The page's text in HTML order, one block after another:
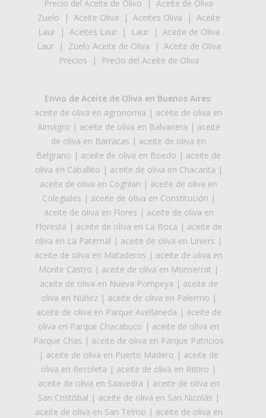
Precio del Aceite de Olivo | Aceite de Oliva
Zuelo | Aceite Oliva | Aceites Oliva | Aceite
Laur| Aceites Laur| Laur| Aceite de Oliva
Laur| Zuelo Aceite de Oliva | Aceite de Oliva
Precios | Precio del Aceite de Oliva
Envio de Aceite de Oliva en Buenos Aires:
aceite de oliva en agronomía | aceite de oliva en
Almagro | aceite de oliva en Balvanera | aceite
de oliva en Barracas | aceite de oliva en
Belgrano | aceite de oliva en Boedo | aceite de
oliva en Caballito | aceite de oliva en Chacarita |
aceite de oliva en Coghlan | aceite de oliva en
Colegiales | aceite de oliva en Constitución |
aceite de oliva en Flores | aceite de oliva en
Floresta | aceite de oliva en La Boca | aceite de
oliva en La Paternal | aceite de oliva en Liniers |
aceite de oliva en Mataderos | aceite de oliva en
Monte Castro | aceite de oliva en Monserrat |
aceite de oliva en Nueva Pompeya | aceite de
oliva en Núñez| aceite de oliva en Palermo |
aceite de oliva en Parque Avellaneda | aceite de
oliva en Parque Chacabuco | aceite de oliva en
Parque Chas | aceite de oliva en Parque Patricios
| aceite de oliva en Puerto Madero | aceite de
oliva en Recoleta | aceite de oliva en Retiro |
aceite de oliva en Saavedra | aceite de oliva en
San Cristóbal | aceite de oliva en San Nicolás |
aceite de oliva en San Telmo | aceite de oliva en